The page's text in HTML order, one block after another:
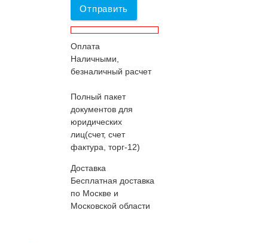
Отправить
Оплата
Наличными,
безналичный расчет
Полный пакет
документов для
юридических
лиц(счет, счет
фактура, торг-12)
Доставка
Бесплатная доставка
по Москве и
Московской области